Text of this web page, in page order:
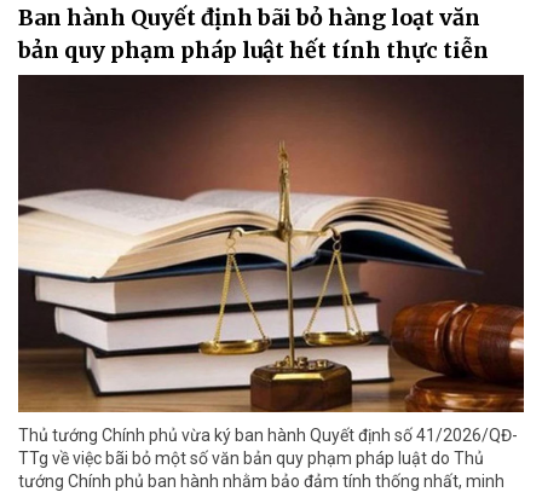
Ban hành Quyết định bãi bỏ hàng loạt văn
bản quy phạm pháp luật hết tính thực tiễn
Thủ tướng Chính phủ vừa ký ban hành Quyết định số 41/2026/QĐ-
TTg về việc bãi bỏ một số văn bản quy phạm pháp luật do Thủ
tướng Chính phủ ban hành nhằm bảo đảm tính thống nhất, minh